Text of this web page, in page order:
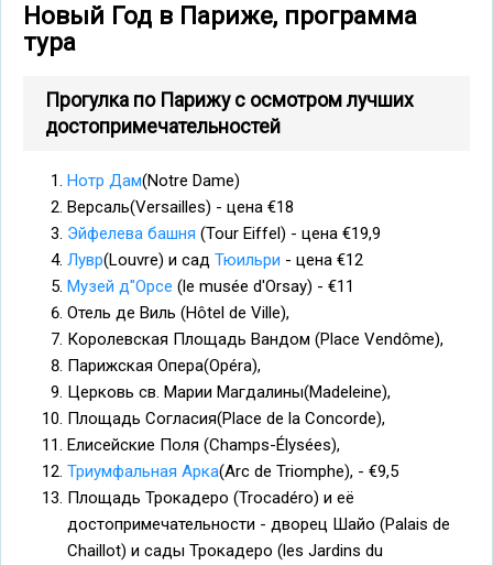
Новый Год в Париже, программа
тура
Прогулка по Парижу с осмотром лучших
достопримечательностей
Нотр Дам(Notre Dame)
Версаль(Versailles) - цена €18
Эйфелева башня (Tour Eiffel) - цена €19,9
Лувр(Louvre) и сад Тюильри - цена €12
Музей д"Орсе (le musée d'Orsay) - €11
Отель де Виль (Hôtel de Ville),
Королевская Площадь Вандом (Place Vendôme),
Парижская Опера(Opéra),
Церковь св. Марии Магдалины(Madeleine),
Площадь Согласия(Place de la Concorde),
Елисейские Поля (Champs-Élysées),
Триумфальная Арка(Arc de Triomphe), - €9,5
Площадь Трокадеро (Trocadéro) и её
достопримечательности - дворец Шайо (Palais de
Chaillot) и сады Трокадеро (les Jardins du